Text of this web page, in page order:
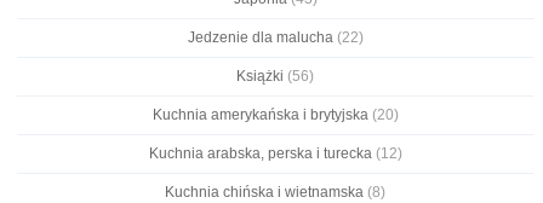
Jedzenie dla malucha(22)
Książki (56)
Kuchnia amerykańska i brytyjska(20)
Kuchnia arabska, perska i turecka(12)
Kuchnia chińska i wietnamska (8)